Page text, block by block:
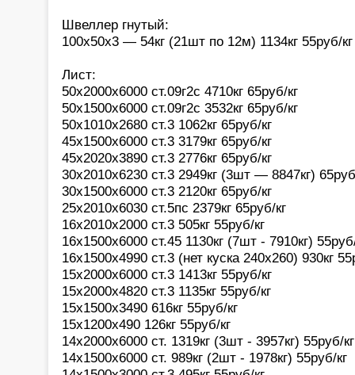
Швеллер гнутый:
100х50х3 — 54кг (21шт по 12м) 1134кг 55руб/кг
Лист:
50х2000х6000 ст.09г2с 4710кг 65руб/кг
50х1500х6000 ст.09г2с 3532кг 65руб/кг
50х1010х2680 ст.3 1062кг 65руб/кг
45х1500х6000 ст.3 3179кг 65руб/кг
45х2020х3890 ст.3 2776кг 65руб/кг
30х2010х6230 ст.3 2949кг (3шт — 8847кг)
30х1500х6000 ст.3 2120кг 65руб/кг
25х2010х6030 ст.5пс 2379кг 65руб/кг
16х2010х2000 ст.3 505кг 55руб/кг
16х1500х6000 ст.45 1130кг (7шт - 7910кг)
16х1500х4990 ст.3 (нет куска 240х260) 930кг
15х2000х6000 ст.3 1413кг 55руб/кг
15х2000х4820 ст.3 1135кг 55руб/кг
15х1500х3490 616кг 55руб/кг
15х1200х490 126кг 55руб/кг
14х2000х6000 ст. 1319кг (3шт - 3957кг) 55руб/кг
14х1500х6000 ст. 989кг (2шт - 1978кг) 55руб/кг